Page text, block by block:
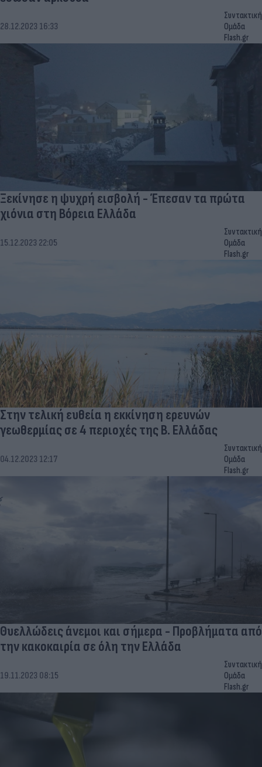
28.12.2023 16:33
Συντακτική
Ομάδα
Flash.gr
Ξεκίνησε η ψυχρή εισβολή - Έπεσαν τα πρώτα
χιόνια στη Βόρεια Ελλάδα
15.12.2023 22:05
Συντακτική
Ομάδα
Flash.gr
Στην τελική ευθεία η εκκίνηση ερευνών
γεωθερμίας σε 4 περιοχές της Β. Ελλάδας
04.12.2023 12:17
Συντακτική
Ομάδα
Flash.gr
Θυελλώδεις άνεμοι και σήμερα - Προβλήματα από
την κακοκαιρία σε όλη την Ελλάδα
19.11.2023 08:15
Συντακτική
Ομάδα
Flash.gr